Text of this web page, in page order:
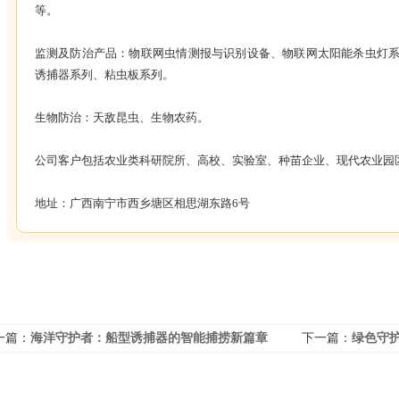
等。
监测及防治产品：物联网虫情测报与识别设备、物联网太阳能杀虫灯
诱捕器系列、粘虫板系列。
生物防治：天敌昆虫、生物农药。
公司客户包括农业类科研院所、高校、实验室、种苗企业、现代农业园
地址：广西南宁市西乡塘区相思湖东路6号
篇： 海洋守护者：船型诱捕器的智能捕捞新篇章 下一篇： 绿色守